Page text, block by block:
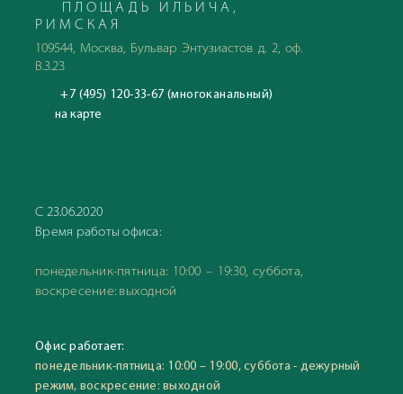
ПЛОЩАДЬ ИЛЬИЧА,
РИМСКАЯ
109544, Москва, Бульвар Энтузиастов д. 2, оф.
В.3.23
+7 (495) 120-33-67 (многоканальный)
на карте
С 23.06.2020
Время работы офиса:
понедельник-пятница: 10:00 – 19:30, суббота,
воскресение: выходной
Офис работает:
понедельник-пятница: 10:00 – 19:00, суббота - дежурный
режим, воскресение: выходной